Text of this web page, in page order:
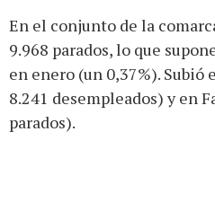
En el conjunto de la
9.968 parados, lo que
en enero (un 0,37%). Subió
8.241 desempleados) y en
parados).